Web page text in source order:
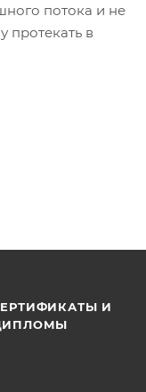
потока и не
протекать в
И